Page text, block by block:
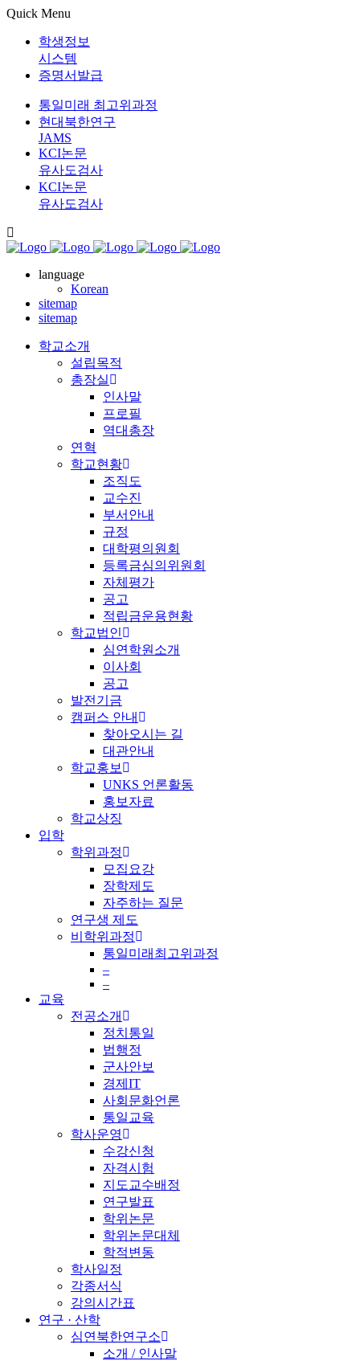
Quick Menu
학생정보
시스템
증명서발급
통일미래 최고위과정
현대북한연구
JAMS
KCI논문
유사도검사
KCI논문
유사도검사
language
Korean
sitemap
sitemap
학교소개
설립목적
총장실
인사말
프로필
역대총장
연혁
학교현황
조직도
교수진
부서안내
규정
대학평의원회
등록금심의위원회
자체평가
공고
적립금운용현황
학교법인
심연학원소개
이사회
공고
발전기금
캠퍼스 안내
찾아오시는 길
대관안내
학교홍보
UNKS 언론활동
홍보자료
학교상징
입학
학위과정
모집요강
장학제도
자주하는 질문
연구생 제도
비학위과정
통일미래최고위과정
–
–
교육
전공소개
정치통일
법행정
군사안보
경제IT
사회문화언론
통일교육
학사운영
수강신청
자격시험
지도교수배정
연구발표
학위논문
학위논문대체
학적변동
학사일정
각종서식
강의시간표
연구 · 산학
심연북한연구소
소개 / 인사말